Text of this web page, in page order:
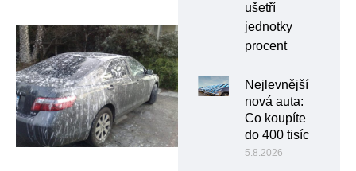
ušetří
jednotky
procent
Nejlevnější
nová auta:
Co koupíte
do 400 tisíc
5.8.2026